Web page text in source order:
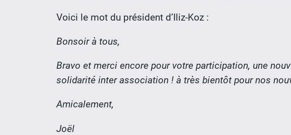
Voici le mot du président d’Iliz-Koz :
Bonsoir à tous,
Bravo et merci encore pour votre participation, une
solidarité inter association ! à très bientôt pour nos
Amicalement,
Joël